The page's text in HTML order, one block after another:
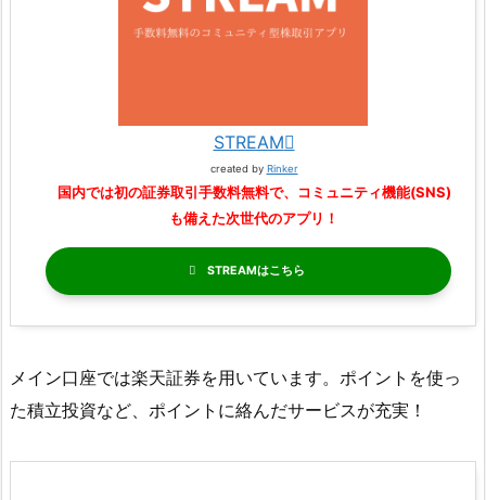
STREAM
created by Rinker
国内では初の証券取引手数料無料で、コミュニティ機能(SNS)
も備えた次世代のアプリ！
STREAM
メイン口座では楽天証券を用いています。ポイントを使っ
た積立投資など、ポイントに絡んだサービスが充実！